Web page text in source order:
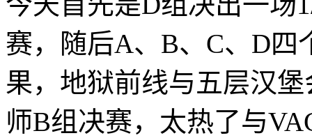
赛，随后A、B、C、D四
果，地狱前线与五层汉
师B组决赛，太热了与